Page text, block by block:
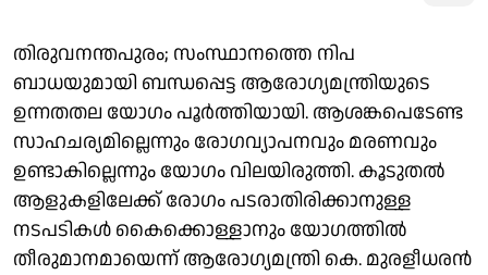
തിരുവനന്തപുരം; സംസ്ഥാനത്തെ നിപ
ബാധയുമായി ബന്ധപ്പെട്ട ആരോഗ്യമന്ത്രിയുടെ
ഉന്നതതല യോഗം പൂർത്തിയായി. ആശങ്കപെടേണ്ട
സാഹചര്യമില്ലെന്നും രോഗവ്യാപനവും മരണവും
ഉണ്ടാകില്ലെന്നും യോഗം വിലയിരുത്തി. കൂടുതൽ
ആളുകളിലേക്ക് രോഗം പടരാതിരിക്കാനുള്ള
നടപടികൾ കൈക്കൊള്ളാനും യോഗത്തിൽ
തീരുമാനമായെന്ന് ആരോഗ്യമന്ത്രി കെ. മുരളീധരൻ